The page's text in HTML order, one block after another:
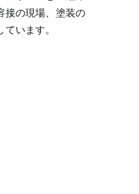
接の現場、塗装の
います。